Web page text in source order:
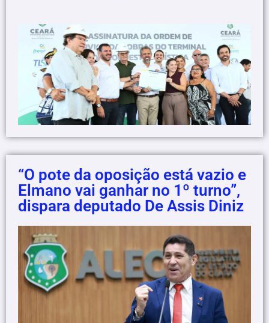
“O pote da oposição está vazio e
Elmano vai ganhar no 1º turno”,
dispara deputado De Assis Diniz